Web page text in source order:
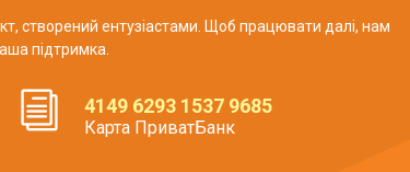
створений ентузіастами. Щоб працювати далі, нам
підтримка.
4149 6293 1537 9685
Карта ПриватБанк